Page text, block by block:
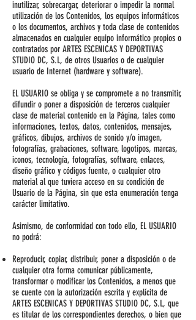
inutilizar, sobrecargar, deteriorar o impedir la normal
utilización de los Contenidos, los equipos informáticos
o los documentos, archivos y toda clase de contenidos
almacenados en cualquier equipo informático propios o
contratados por ARTES ESCENICAS Y DEPORTIVAS
STUDIO DC, S.L, de otros Usuarios o de cualquier
usuario de Internet (hardware y software).
EL USUARIO se obliga y se compromete a no transmitir,
difundir o poner a disposición de terceros cualquier
clase de material contenido en la Página, tales como
informaciones, textos, datos, contenidos, mensajes,
gráficos, dibujos, archivos de sonido y/o imagen,
fotografías, grabaciones, software, logotipos, marcas,
iconos, tecnología, fotografías, software, enlaces,
diseño gráfico y códigos fuente, o cualquier otro
material al que tuviera acceso en su condición de
Usuario de la Página, sin que esta enumeración tenga
carácter limitativo.
Asimismo, de conformidad con todo ello, EL USUARIO
no podrá:
Reproducir, copiar, distribuir, poner a disposición o de
cualquier otra forma comunicar públicamente,
transformar o modificar los Contenidos, a menos que
se cuente con la autorización escrita y explícita de
ARTES ESCENICAS Y DEPORTIVAS STUDIO DC, S.L, que
es titular de los correspondientes derechos, o bien que